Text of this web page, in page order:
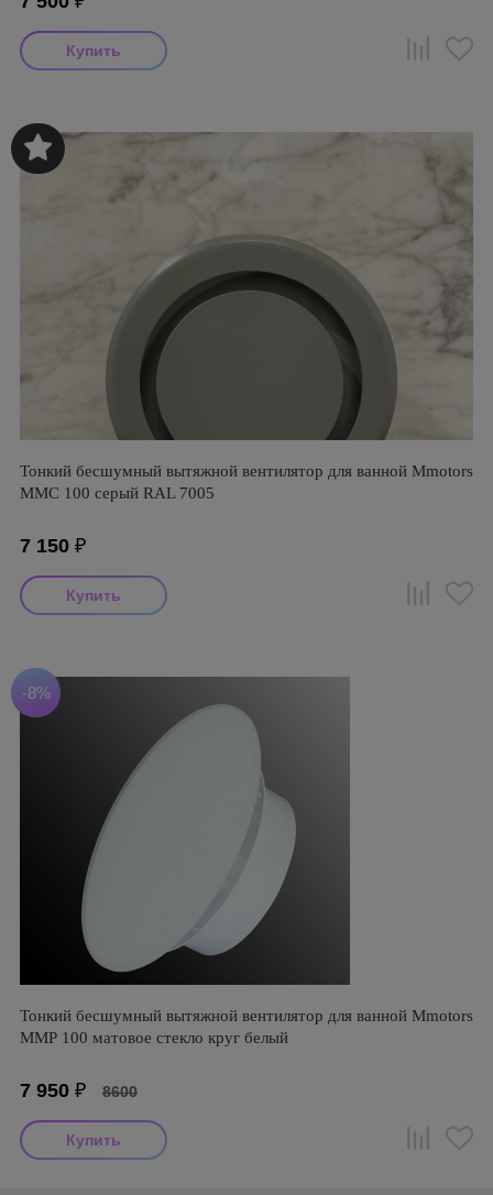
Тонкий бесшумный вытяжной вентилятор для ванной Mmotors
ММC 100 серый RAL 7005
7 150 ₽
-8%
Тонкий бесшумный вытяжной вентилятор для ванной Mmotors
ММР 100 матовое стекло круг белый
7 950 ₽ 8600